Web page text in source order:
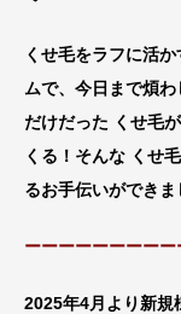
くせ毛をラフに活
ムで、今日まで煩
だけだった くせ毛
くる！そんな くせ
るお手伝いができま
ーーーーーーーー
2025年4月より新規